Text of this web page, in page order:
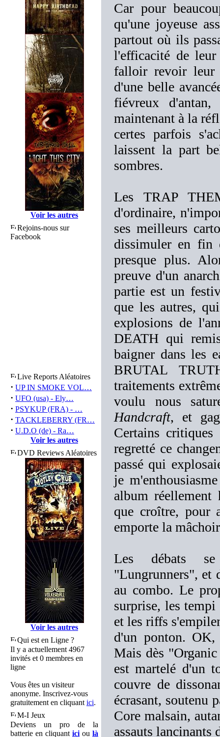
Voir les autres
Rejoins-nous sur
Facebook
Live Reports Aléatoires
· UP IN SMOKE VOL…
· UFO (usa) - Ely…
· PSYKUP (FRA) - …
· TACKLEBERRY (FR…
· U.D.O (de) - Ra…
Voir les autres
DVD Reviews Aléatoires
Voir les autres
Qui est en Ligne ?
Il y a actuellement 4967
invités et 0 membres en
ligne
Vous êtes un visiteur
anonyme. Inscrivez-vous
gratuitement en cliquant ici.
M-I Jeux
Deviens un pro de la
batterie en cliquant ici ou là
Car pour
qu'une joyeuse
partout où ils
l'efficacité de
falloir revoir leur
d'une belle
fiévreux
maintenant à la
certes parfois
laissent la part
sombres.
Les TRAP
d'ordinaire,
ses meilleurs
dissimuler en fin
presque plus.
preuve d'un
partie est un
que les autres,
explosions de
DEATH qui
baigner dans les
BRUTAL
traitements
voulu nous
Handcraft, et
Certains
regretté ce
passé qui
je
album
que croître, pour
emporte la
Les débats se
"Lungrunners", et
au combo. Le
surprise, les
et les riffs
d'un ponton. OK,
Mais dès
est martelé d'un
couvre de
écrasant, soutenu
Core malsain,
assauts lancinants